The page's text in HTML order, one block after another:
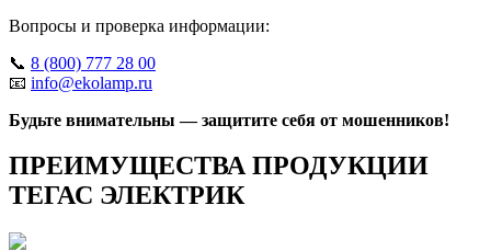
Вопросы и проверка информации:
📞 8 (800) 777 28 00
📧 info@ekolamp.ru
Будьте внимательны — защитите себя от мошенников!
ПРЕИМУЩЕСТВА ПРОДУКЦИИ
ТЕГАС ЭЛЕКТРИК